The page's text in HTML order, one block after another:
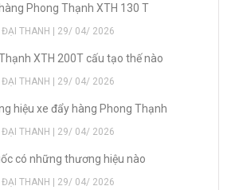
Phong Thạnh XTH 130 T
ĐẠI THANH | 29/ 04/ 2026
XTH 200T cấu tạo thế nào
ĐẠI THANH | 29/ 04/ 2026
hiệu xe đẩy hàng Phong Thạnh
ĐẠI THANH | 29/ 04/ 2026
có những thương hiệu nào
ĐẠI THANH | 29/ 04/ 2026